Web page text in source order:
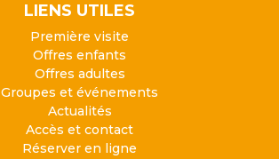
LIENS UTILES
Première visite
Offres enfants
Offres adultes
Groupes et événements
Actualités
Accès et contact
Réserver en ligne